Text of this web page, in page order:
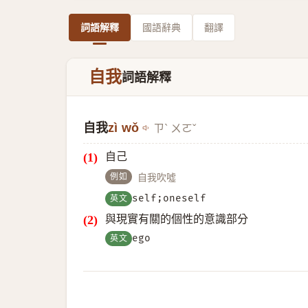
詞語解釋 國語辭典 翻譯
自我詞語解釋
自我zì wǒ ㄗˋ ㄨㄛˇ
自己
例如 自我吹噓
英文 self;oneself
與現實有關的個性的意識部分
英文 ego